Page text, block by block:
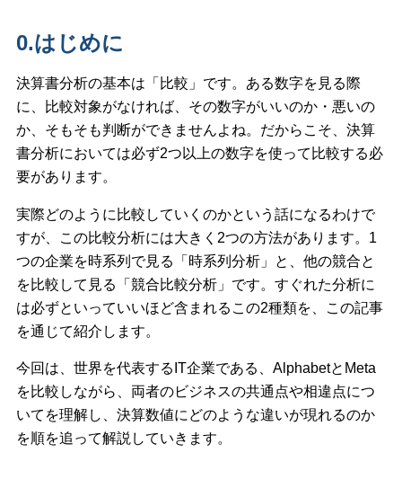
0.はじめに
決算書分析の基本は「比較」です。ある数字を見る際
に、比較対象がなければ、その数字がいいのか・悪いの
か、そもそも判断ができませんよね。だからこそ、決算
書分析においては必ず2つ以上の数字を使って比較する必
要があります。
実際どのように比較していくのかという話になるわけで
すが、この比較分析には大きく2つの方法があります。1
つの企業を時系列で見る「時系列分析」と、他の競合と
を比較して見る「競合比較分析」です。すぐれた分析に
は必ずといっていいほど含まれるこの2種類を、この記事
を通じて紹介します。
今回は、世界を代表するIT企業である、AlphabetとMeta
を比較しながら、両者のビジネスの共通点や相違点につ
いてを理解し、決算数値にどのような違いが現れるのか
を順を追って解説していきます。